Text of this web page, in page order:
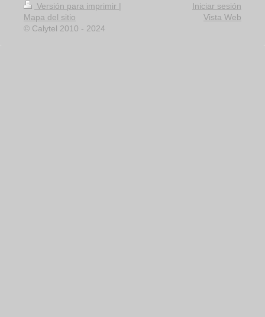
Versión para imprimir |
Mapa del sitio
© Calytel 2010 - 2024
Iniciar sesión
Vista Web